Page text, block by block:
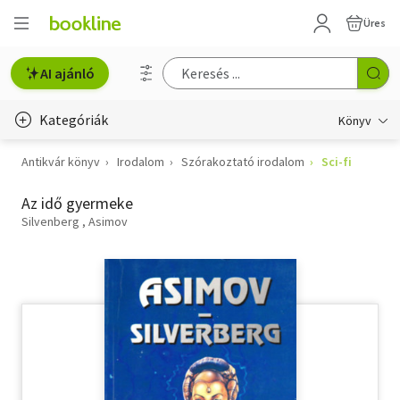
Üres
AI ajánló
Kategóriák Könyv
Életmód, egészség
Erotika
Antikvár könyv Irodalom Szórakoztató irodalom Sci-fi
Az idő gyermeke
Silvenberg Asimov